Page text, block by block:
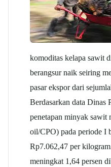
komoditas kelapa sawit
berangsur naik seiring
pasar ekspor dari
Berdasarkan data Dinas
penetapan minyak sawit
oil/CPO) pada periode I
Rp7.062,47 per
meningkat 1,64 persen